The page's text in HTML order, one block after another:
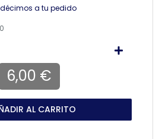
a tu pedido
6,00 €
AL CARRITO